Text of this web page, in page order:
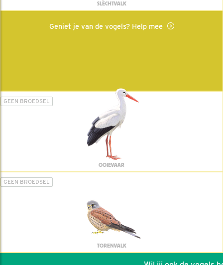
SLECHTVALK
Geniet je van de vogels? Help mee
GEEN BROEDSEL
OOIEVAAR
GEEN BROEDSEL
TORENVALK